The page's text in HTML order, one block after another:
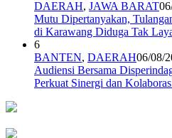
DAERAH, JAWA BARAT
Mutu Dipertanyakan,
di Karawang Diduga Tak
6
BANTEN, DAERAH06/08/
Audiensi Bersama
Perkuat Sinergi dan